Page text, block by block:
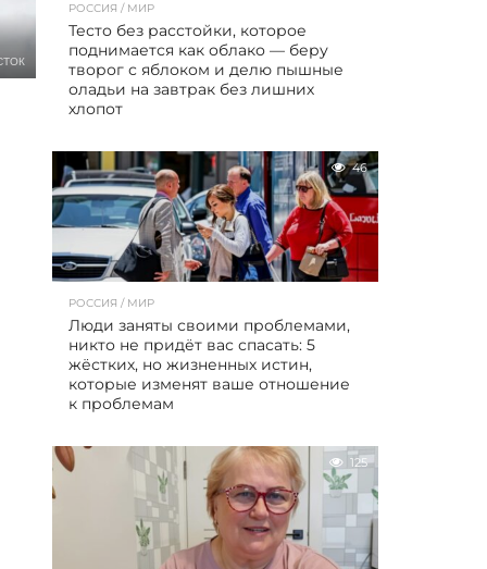
РОССИЯ / МИР
Тесто без расстойки, которое
поднимается как облако — беру
творог с яблоком и делю пышные
оладьи на завтрак без лишних
хлопот
46
РОССИЯ / МИР
Люди заняты своими проблемами,
никто не придёт вас спасать: 5
жёстких, но жизненных истин,
которые изменят ваше отношение
к проблемам
125